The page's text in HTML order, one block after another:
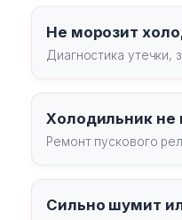
Не морозит
Диагностика утечки,
Холодильник не
Ремонт пускового
Сильно шумит